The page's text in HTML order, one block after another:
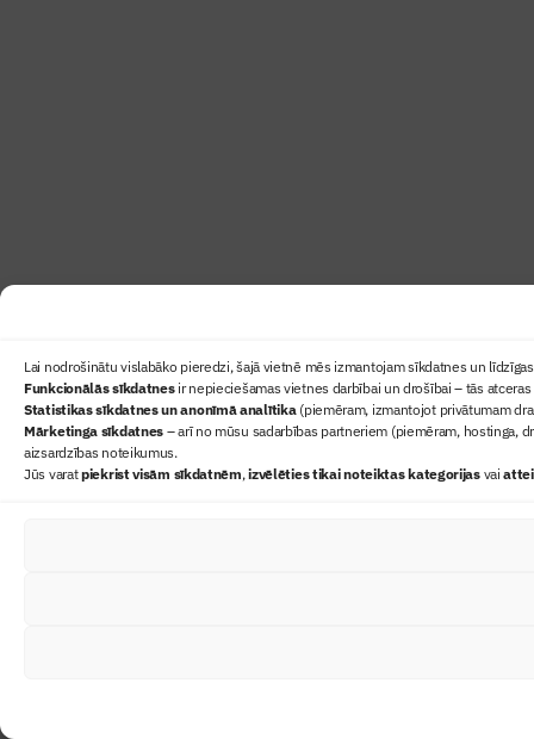
Lai nodrošinātu vislabāko pieredzi, šajā vietnē mēs izmantojam sīkdatnes un
Funkcionālās sīkdatnesir nepieciešamas vietnes darbībai un drošībai – tās
Statistikas sīkdatnes un anonīmā analītika(piemēram, izmantojot privātumam
Mārketinga sīkdatnes – arī no mūsu sadarbības partneriem (piemēram, hostinga,
aizsardzības noteikumus.
Jūs varatpiekrist visām sīkdatnēm,izvēlēties tikai noteiktas kategorijasvai